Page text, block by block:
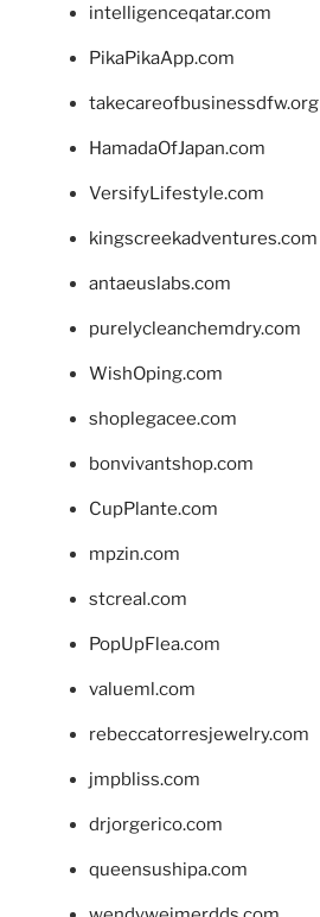
intelligenceqatar.com
PikaPikaApp.com
takecareofbusinessdfw.org
HamadaOfJapan.com
VersifyLifestyle.com
kingscreekadventures.com
antaeuslabs.com
purelycleanchemdry.com
WishOping.com
shoplegacee.com
bonvivantshop.com
CupPlante.com
mpzin.com
stcreal.com
PopUpFlea.com
valueml.com
rebeccatorresjewelry.com
jmpbliss.com
drjorgerico.com
queensushipa.com